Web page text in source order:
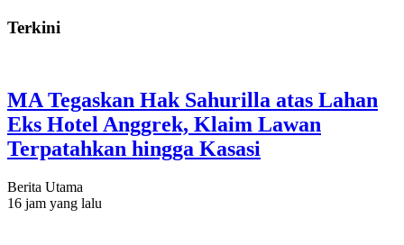
Terkini
MA Tegaskan Hak Sahurilla atas Lahan
Eks Hotel Anggrek, Klaim Lawan
Terpatahkan hingga Kasasi
Berita Utama
16 jam yang lalu